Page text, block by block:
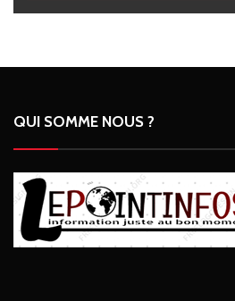
QUI SOMME NOUS ?